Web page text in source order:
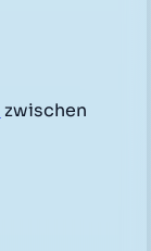
zwischen